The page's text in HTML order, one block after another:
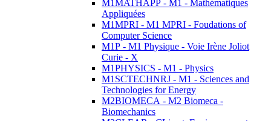
M1MATHAPP - M1 - Mathématiques
Appliquées
M1MPRI - M1 MPRI - Foudations of
Computer Science
M1P - M1 Physique - Voie Irène Joliot
Curie - X
M1PHYSICS - M1 - Physics
M1SCTECHNRJ - M1 - Sciences and
Technologies for Energy
M2BIOMECA - M2 Biomeca -
Biomechanics